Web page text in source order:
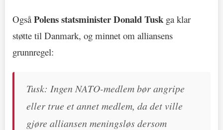
OgsåPolens statsminister Donald Tusk ga klar
støtte til Danmark, og minnet om alliansens
grunnregel:
Tusk: Ingen NATO-medlem bør angripe
eller true et annet medlem, da det ville
gjøre alliansen meningsløs dersom